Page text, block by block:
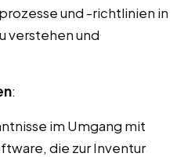
und -richtlinien in
verstehen und
:
im Umgang mit
die zur Inventur